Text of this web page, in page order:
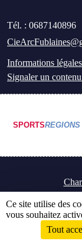
Tél. : 0687140896
Informations légales
Signaler un
SPORTSREGIONS
Envie de participer
Ce site utilise des
vous souhaitez
Tout